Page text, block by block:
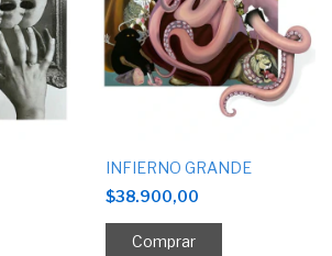
INFIERNO GRANDE
$38.900,00